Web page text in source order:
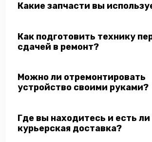
Какие запчасти вы
Как подготовить технику
сдачей в ремонт?
Можно ли отремонтировать
устройство своими руками?
Где вы находитесь и есть ли
курьерская доставка?